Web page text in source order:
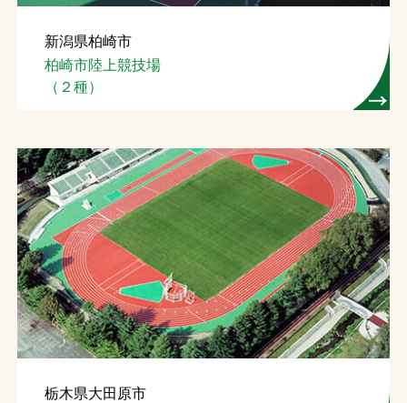
新潟県柏崎市
柏崎市陸上競技場
（２種）
栃木県大田原市